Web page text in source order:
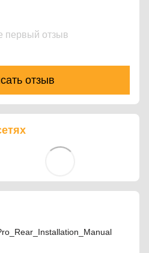
первый отзыв
отзыв